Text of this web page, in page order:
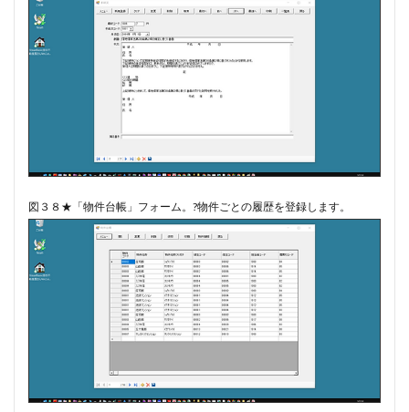
図３８★「物件台帳」フォーム。?物件ごとの履歴を登録します。